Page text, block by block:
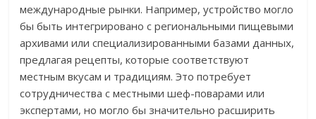
международные рынки. Например, устройство могло
бы быть интегрировано с региональными пищевыми
архивами или специализированными базами данных,
предлагая рецепты, которые соответствуют
местным вкусам и традициям. Это потребует
сотрудничества с местными шеф-поварами или
экспертами, но могло бы значительно расширить